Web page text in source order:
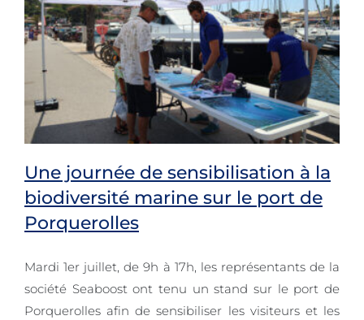
Une journée de sensibilisation à la
biodiversité marine sur le port de
Porquerolles
Une journée de sensibilisation à la
biodiversité marine sur le port de
Porquerolles
Mardi 1er juillet, de 9h à 17h, les représentants de la
société Seaboost ont tenu un stand sur le port de
Porquerolles afin de sensibiliser les visiteurs et les